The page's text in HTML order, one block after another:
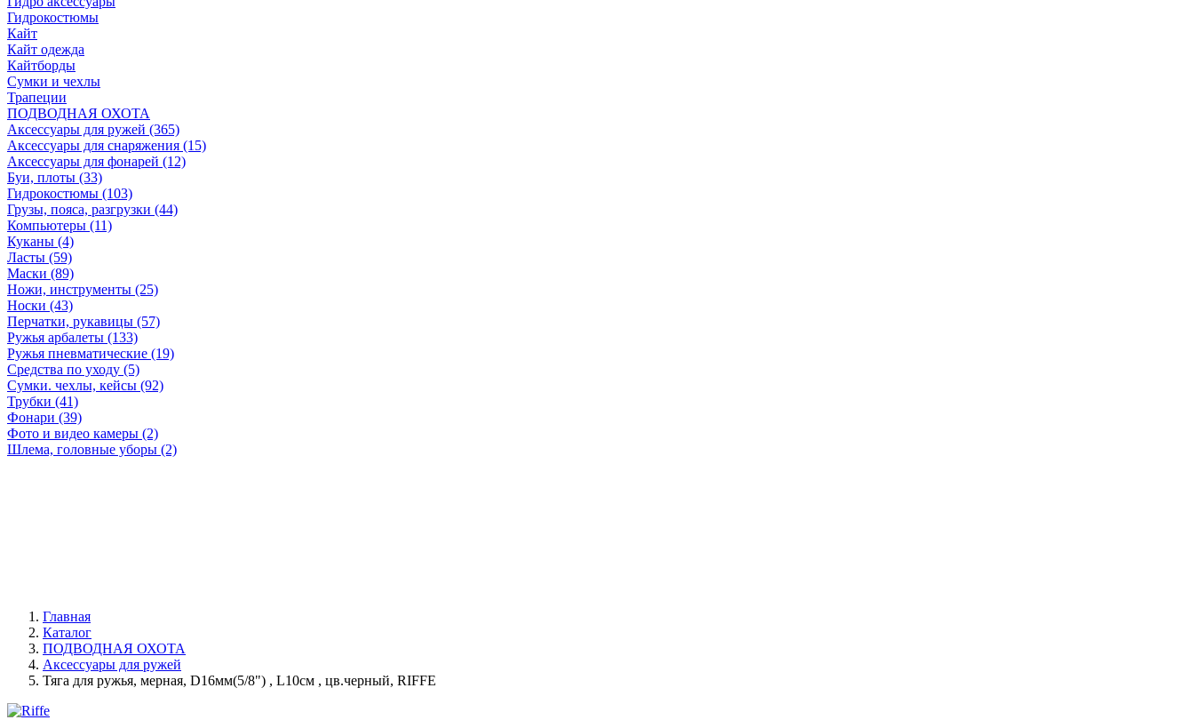
Гидрокостюмы
Кайт
Кайт одежда
Кайтборды
Сумки и чехлы
Трапеции
ПОДВОДНАЯ ОХОТА
Аксессуары для ружей (365)
Аксессуары для снаряжения (15)
Аксессуары для фонарей (12)
Буи, плоты (33)
Гидрокостюмы (103)
Грузы, пояса, разгрузки (44)
Компьютеры (11)
Куканы (4)
Ласты (59)
Маски (89)
Ножи, инструменты (25)
Носки (43)
Перчатки, рукавицы (57)
Ружья арбалеты (133)
Ружья пневматические (19)
Средства по уходу (5)
Сумки. чехлы, кейсы (92)
Трубки (41)
Фонари (39)
Фото и видео камеры (2)
Шлема, головные уборы (2)
Главная
Каталог
ПОДВОДНАЯ ОХОТА
Аксессуары для ружей
Тяга для ружья, мерная, D16мм(5/8") , L10см , цв.черный, RIFFE